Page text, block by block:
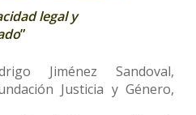
legal y
”
Jiménez Sandoval,
Justicia y Género,